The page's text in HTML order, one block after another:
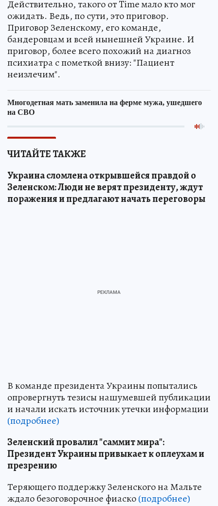
Действительно, такого от Time мало кто мог
ожидать. Ведь, по сути, это приговор.
Приговор Зеленскому, его команде,
бандеровцам и всей нынешней Украине. И
приговор, более всего похожий на диагноз
психиатра с пометкой внизу: "Пациент
неизлечим".
ЧИТАЙТЕ ТАКЖЕ
Украина сломлена открывшейся правдой о
Зеленском: Люди не верят президенту, ждут
поражения и предлагают начать переговоры
В команде президента Украины попытались
опровергнуть тезисы нашумевшей публикации
и начали искать источник утечки информации
(подробнее)
Зеленский провалил "саммит мира":
Президент Украины привыкает к оплеухам и
презрению
Теряющего поддержку Зеленского на Мальте
ждало безоговорочное фиаско(подробнее)